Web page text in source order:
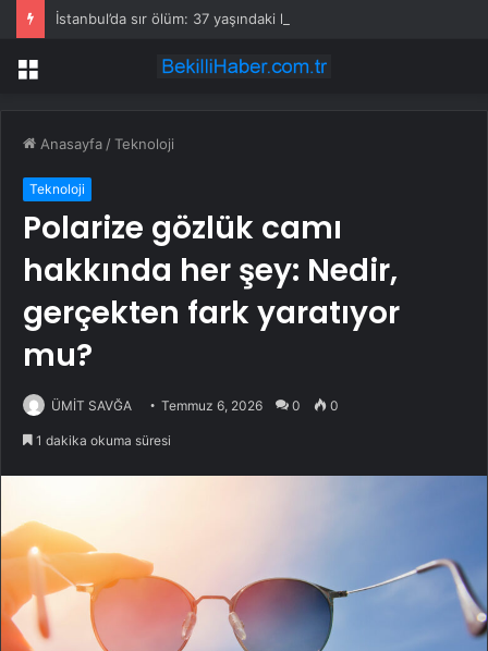
Menü
Anasayfa /Teknoloji
Teknoloji
Polarize gözlük camı
hakkında her şey: Nedir,
gerçekten fark yaratıyor
mu?
ÜMİT SAVĞA Temmuz 6, 2026 0 0
1 dakika okuma süresi